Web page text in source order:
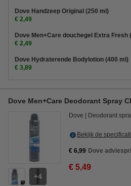
Dove Handzeep Original (250 ml)
€ 2,49
Dove Men+Care douchegel Extra Fresh
€ 2,49
Dove Hydraterende Bodylotion (400 ml)
€ 3,89
Dove Men+Care Deodorant Spray
4
Dove Deodorant
Bekijk de
€ 6,99 Dove
€ 5,49